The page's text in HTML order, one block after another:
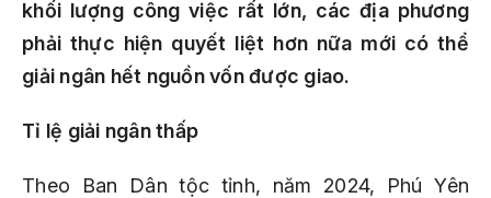
khối lượng công việc rất lớn, các địa phương
phải thực hiện quyết liệt hơn nữa mới có thể
giải ngân hết nguồn vốn được giao.
Tỉ lệ giải ngân thấp
Theo Ban Dân tộc tỉnh, năm 2024, Phú Yên